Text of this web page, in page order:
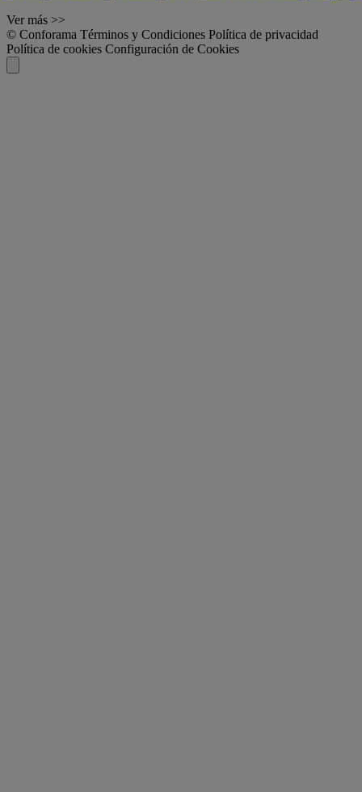
Ver más >>
© Conforama Términos y Condiciones Política de privacidad
Política de cookies Configuración de Cookies